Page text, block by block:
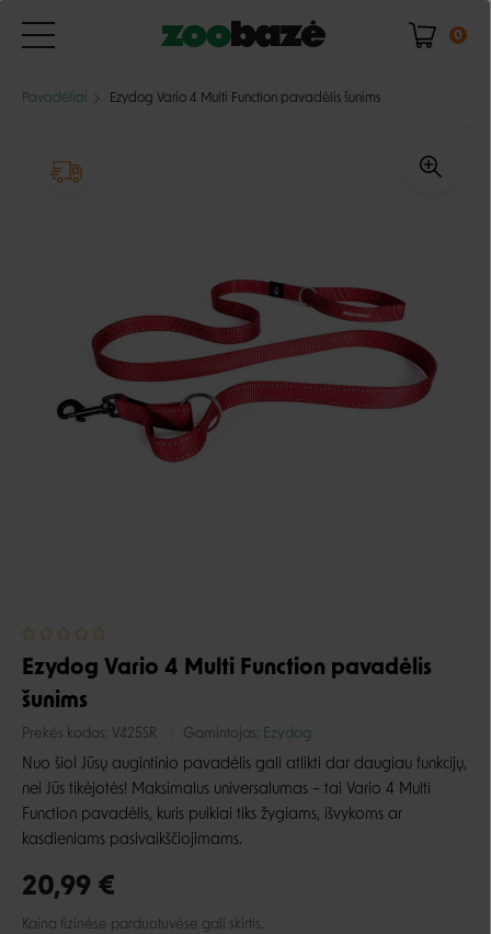
0
Pavadėliai Ezydog Vario 4 Multi Function pavadėlis šunims
Ezydog Vario 4 Multi Function pavadėlis
šunims
Prekės kodas: V425SR Gamintojas: Ezydog
Nuo šiol Jūsų augintinio pavadėlis gali atlikti dar daugiau funkcijų,
nei Jūs tikėjotės! Maksimalus universalumas – tai Vario 4 Multi
Function pavadėlis, kuris puikiai tiks žygiams, išvykoms ar
kasdieniams pasivaikščiojimams.
20,99 €
Kaina fizinėse parduotuvėse gali skirtis.